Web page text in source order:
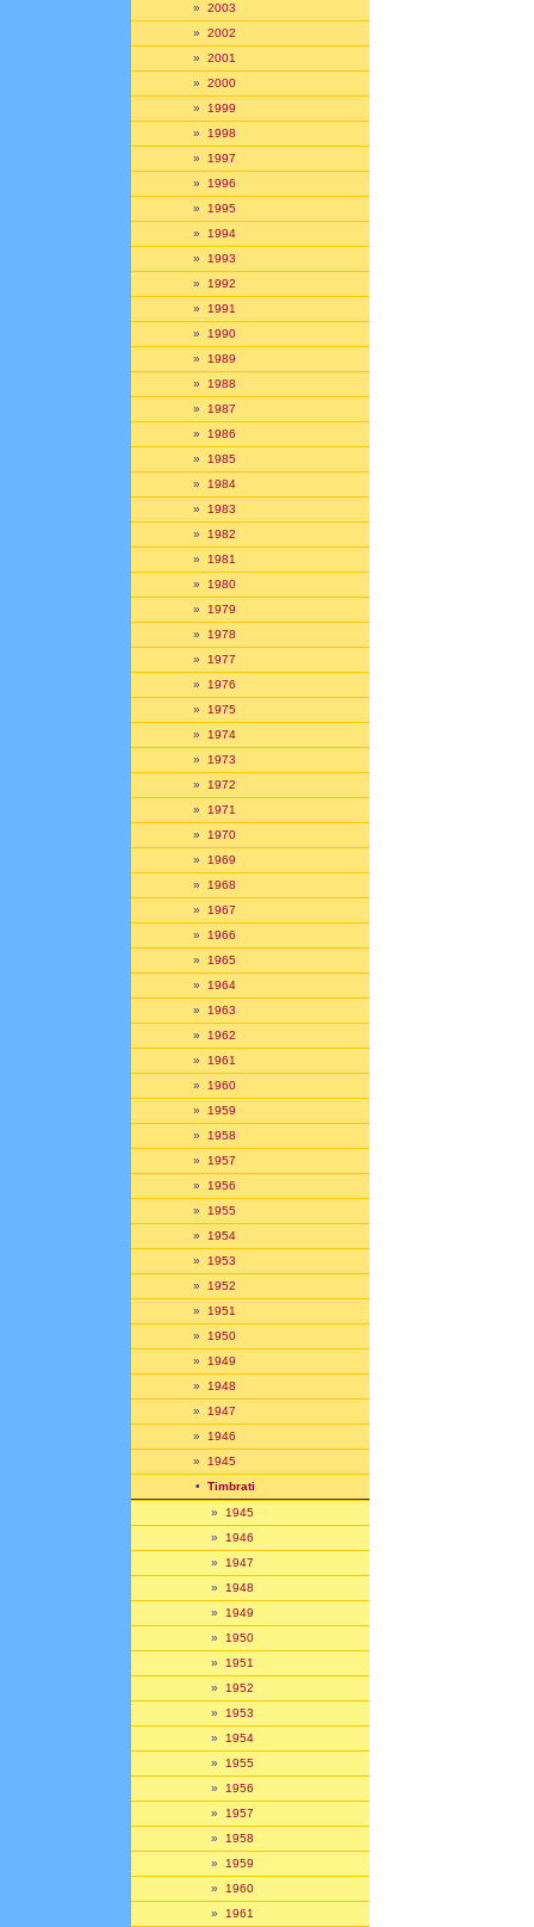
» 2003
» 2002
» 2001
» 2000
» 1999
» 1998
» 1997
» 1996
» 1995
» 1994
» 1993
» 1992
» 1991
» 1990
» 1989
» 1988
» 1987
» 1986
» 1985
» 1984
» 1983
» 1982
» 1981
» 1980
» 1979
» 1978
» 1977
» 1976
» 1975
» 1974
» 1973
» 1972
» 1971
» 1970
» 1969
» 1968
» 1967
» 1966
» 1965
» 1964
» 1963
» 1962
» 1961
» 1960
» 1959
» 1958
» 1957
» 1956
» 1955
» 1954
» 1953
» 1952
» 1951
» 1950
» 1949
» 1948
» 1947
» 1946
» 1945
• Timbrati
» 1945
» 1946
» 1947
» 1948
» 1949
» 1950
» 1951
» 1952
» 1953
» 1954
» 1955
» 1956
» 1957
» 1958
» 1959
» 1960
» 1961